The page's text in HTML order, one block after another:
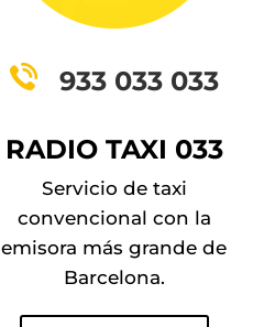
933 033 033
RADIO TAXI 033
Servicio de taxi
convencional con la
emisora más grande de
Barcelona.